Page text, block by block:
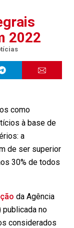
2022
como
à base de
a
de ser superior
30% de todos
da Agência
publicada no
considerados